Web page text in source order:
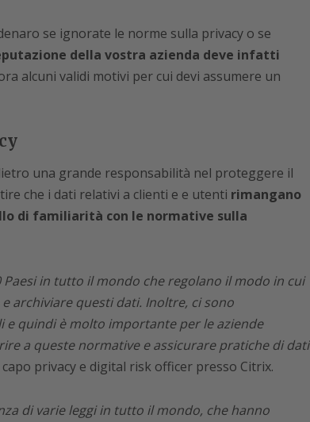
se ignorate le norme sulla privacy o se
della vostra azienda deve infatti
alcuni validi motivi per cui devi assumere un
una grande responsabilità nel proteggere il
che i dati relativi a clienti e e utenti rimangano
di familiarità con le normative sulla
Paesi in tutto il mondo che regolano il modo in cui
archiviare questi dati. Inoltre, ci sono
e quindi è molto importante per le aziende
a queste normative e assicurare pratiche di dati
capo privacy e digital risk officer presso Citrix.
di varie leggi in tutto il mondo, che hanno